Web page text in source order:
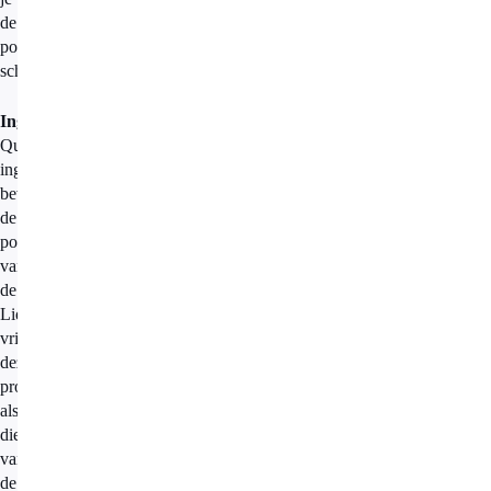
de
pompoen
schilt.
Ingrediënten
Qua
ingrediënten
bevat
de
pompoensoep
van
de
Lidl
vrijwel
dezelfde
producten
als
die
van
de